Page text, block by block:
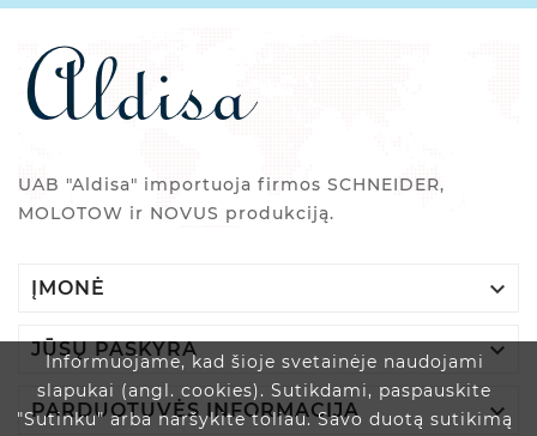
Informuojame, kad šioje svetainėje naudojami
slapukai (angl. cookies). Sutikdami, paspauskite
"Sutinku" arba naršykite toliau. Savo duotą sutikimą
UAB "Aldisa" importuoja firmos SCHNEIDER,
MOLOTOW ir NOVUS produkciją.
ĮMONĖ 
JŪSŲ PASKYRA 
PARDUOTUVĖS INFORMACIJA 